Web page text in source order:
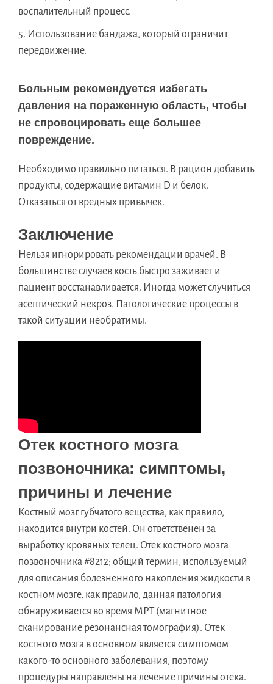
воспалительный процесс.
Использование бандажа, который ограничит
передвижение.
Больным рекомендуется избегать
давления на пораженную область, чтобы
не спровоцировать еще большее
повреждение.
Необходимо правильно питаться. В рацион добавить
продукты, содержащие витамин D и белок.
Отказаться от вредных привычек.
Заключение
Нельзя игнорировать рекомендации врачей. В
большинстве случаев кость быстро заживает и
пациент восстанавливается. Иногда может случиться
асептический некроз. Патологические процессы в
такой ситуации необратимы.
Отек костного мозга
позвоночника: симптомы,
причины и лечение
Костный мозг губчатого вещества, как правило,
находится внутри костей. Он ответственен за
выработку кровяных телец. Отек костного мозга
позвоночника #8212; общий термин, используемый
для описания болезненного накопления жидкости в
костном мозге, как правило, данная патология
обнаруживается во время МРТ (магнитное
сканирование резонансная томография). Отек
костного мозга в основном является симптомом
какого-то основного заболевания, поэтому
процедуры направлены на лечение причины отека.